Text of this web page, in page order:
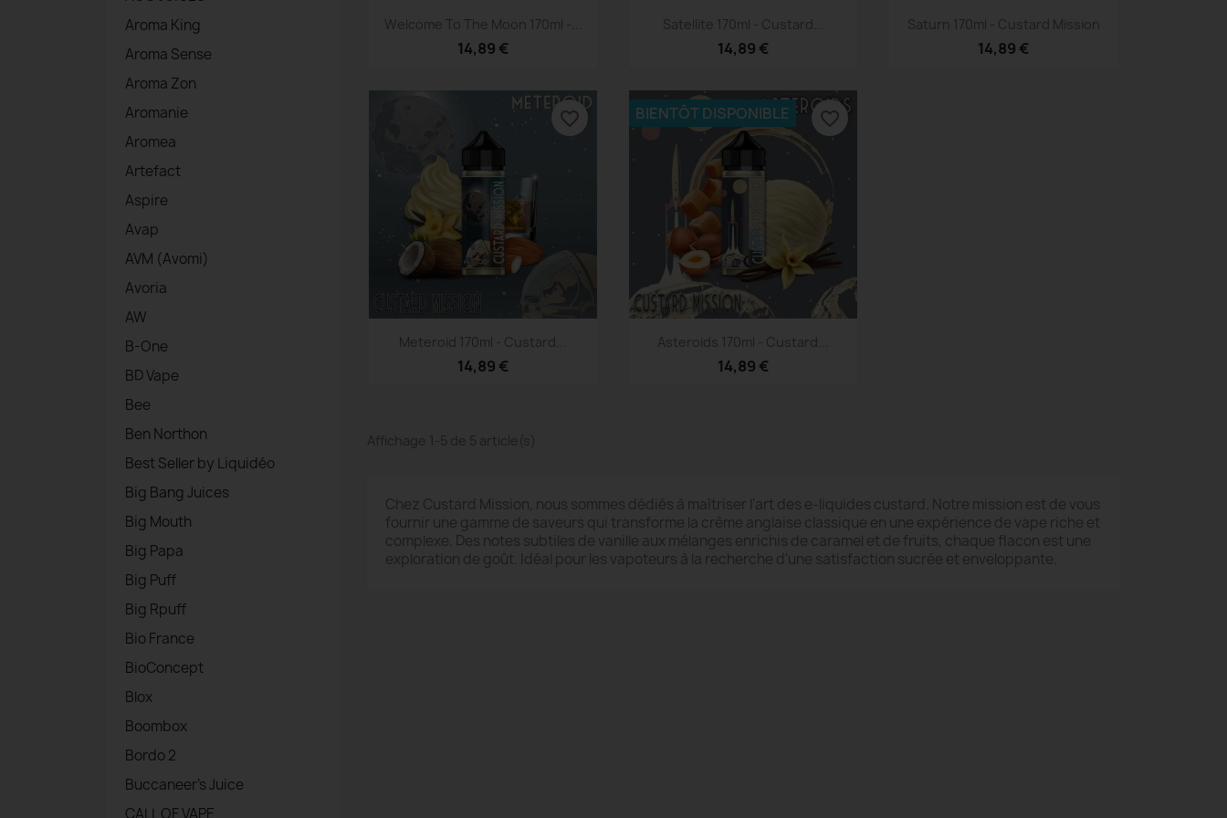
Aroma King
Aroma Sense
Aroma Zon
Aromanie
Aromea
Artefact
Aspire
Avap
AVM (Avomi)
Avoria
AW
B-One
BD Vape
Bee
Ben Northon
Best Seller by Liquidéo
Big Bang Juices
Big Mouth
Big Papa
Big Puff
Big Rpuff
Bio France
BioConcept
Blox
Boombox
Bordo 2
Buccaneer's Juice
 Aperçu rapide
Welcome To The Moon 170ml -...
14,89 €
Aperçu rapide
Satellite 170ml - Custard...
14,89 €
Aperçu rapide
Saturn 170ml - Custard Mission
14,89 €
Aperçu rapide
Meteroid 170ml - Custard...
14,89 €
favorite_border
 Aperçu rapide
Asteroids 170ml - Custard...
14,89 €
BIENTÔT DISPONIBLE favorite_border
Affichage 1-5 de 5 article(s)
Chez Custard Mission, nous sommes dédiés à maîtriser l'art des e-liquides custard. Notre mission est de vous
fournir une gamme de saveurs qui transforme la crème anglaise classique en une expérience de vape riche et
complexe. Des notes subtiles de vanille aux mélanges enrichis de caramel et de fruits, chaque flacon est une
exploration de goût. Idéal pour les vapoteurs à la recherche d'une satisfaction sucrée et enveloppante.